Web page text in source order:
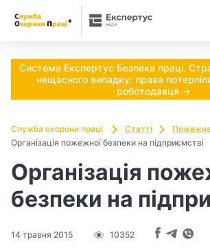
Система Експертус Безпека праці.
нещасного випадку: права
роботодавця →
Служба охорони праці Статті
Організація пожежної безпеки на підприємстві
Організація
безпеки на
14 травня 2015 10352
Ч
о
т
р
н